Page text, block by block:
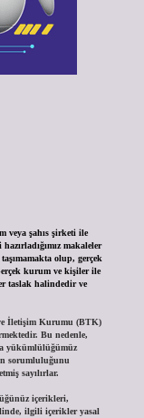
veya şahıs şirketi ile
makaleler
olup, gerçek
kurum ve kişiler ile
taslak halindedir ve
İletişim Kurumu (BTK)
Bu nedenle,
yükümlülüğümüz
sorumluluğunu
sayılırlar.
içerikleri,
ilgili içerikler yasal